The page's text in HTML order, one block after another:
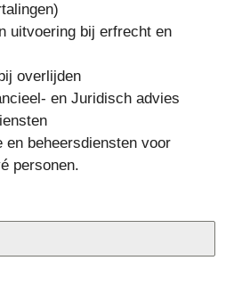
uitvoering bij erfrecht en
overlijden
en Juridisch advies
en beheersdiensten voor
personen.